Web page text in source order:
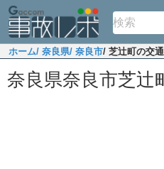
ホーム/ 奈良県/ 奈良市/ 芝辻町の交
奈良県奈良市芝辻